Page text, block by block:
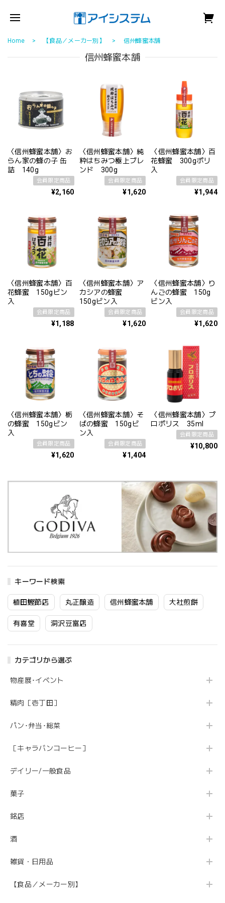
キーワード検索
植田鰹節店 丸正醸造 信州蜂蜜本舗 大社煎餅
有喜堂 洞沢豆富店
カテゴリから選ぶ
物産展･イベント
精肉［壱丁田］
パン･弁当･総菜
［キャラバンコーヒー］
デイリー/一般食品
菓子
銘店
酒
雑貨・日用品
【食品／メーカー別】
Home 【食品／メーカー別】 信州蜂蜜本舗
信州蜂蜜本舗
〈信州蜂蜜本舗〉お
らん家の蜂の子 缶
詰 140g
会員限定商品
¥2,160
〈信州蜂蜜本舗〉純
粋はちみつ極上ブレ
ンド 300g
会員限定商品
¥1,620
〈信州蜂蜜本舗〉百
花蜂蜜 300gポリ
入
会員限定商品
¥1,944
〈信州蜂蜜本舗〉百
花蜂蜜 150gビン
入
会員限定商品
¥1,188
〈信州蜂蜜本舗〉ア
カシアの蜂蜜
150gビン入
会員限定商品
¥1,620
〈信州蜂蜜本舗〉り
んごの蜂蜜 150g
ビン入
会員限定商品
¥1,620
〈信州蜂蜜本舗〉栃
の蜂蜜 150gビン
入
会員限定商品
¥1,620
〈信州蜂蜜本舗〉そ
ばの蜂蜜 150gビ
ン入
会員限定商品
¥1,404
〈信州蜂蜜本舗〉プ
ロポリス 35ml
会員限定商品
¥10,800